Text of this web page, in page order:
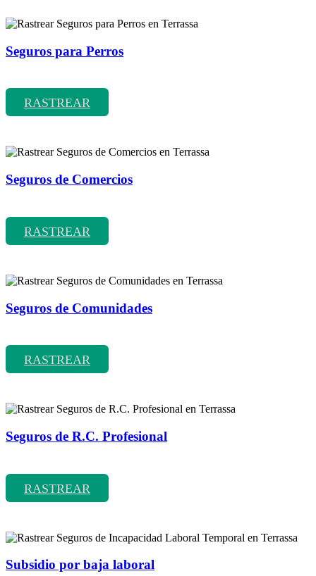
Seguros para Perros
RASTREAR
Seguros de Comercios
RASTREAR
Seguros de Comunidades
RASTREAR
Seguros de R.C. Profesional
RASTREAR
Subsidio por baja laboral